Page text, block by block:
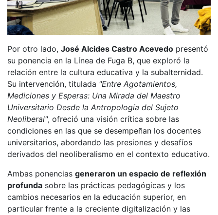
Por otro lado, José Alcides Castro Acevedo presentó
su ponencia en la Línea de Fuga B, que exploró la
relación entre la cultura educativa y la subalternidad.
Su intervención, titulada "Entre Agotamientos,
Mediciones y Esperas: Una Mirada del Maestro
Universitario Desde la Antropología del Sujeto
Neoliberal", ofreció una visión crítica sobre las
condiciones en las que se desempeñan los docentes
universitarios, abordando las presiones y desafíos
derivados del neoliberalismo en el contexto educativo.
Ambas ponencias generaron un espacio de reflexión
profunda sobre las prácticas pedagógicas y los
cambios necesarios en la educación superior, en
particular frente a la creciente digitalización y las